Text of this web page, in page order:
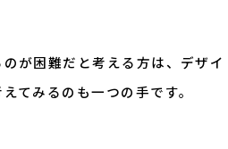
が困難だと考える方は、デザイ
てみるのも一つの手です。